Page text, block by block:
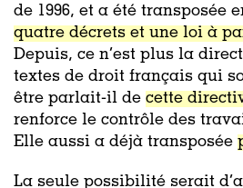
de 1996, et a été transposée
quatre décrets et une loi à
Depuis, ce n’est plus la
textes de droit français qui
être parlait-il de cette
renforce le contrôle des
Elle aussi a déjà transposée
La seule possibilité serait